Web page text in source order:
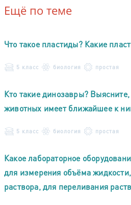
Ещё по теме
Что такое пластиды? Какие
5 класс биология простая
Кто такие динозавры?
животных имеет ближайшее к
5 класс биология простая
Какое лабораторное
для измерения объёма
раствора, для переливания